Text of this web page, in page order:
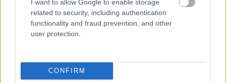
I want to allow Google to enable storage
related to security, including authentication
functionality and fraud prevention, and other
user protection.
CONFIRM
Οκτώβρης να μπορώ να κοιτάξω πίσω με
χαμόγελο.
ΘΑΝΑΣΗΣ ΤΣΑΚΙΡΑΚΗΣ - ΣΤΑΥΡΟΣ ΑΛΛΟΣ